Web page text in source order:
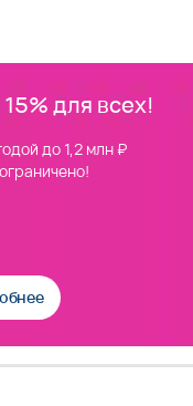
для всех!
до 1,2 млн ₽